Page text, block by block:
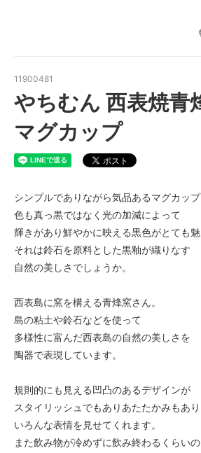
11900481
やちむん 西表焼青
マグカップ
シンプルでありながら気品あるマグカップ
色も真っ黒ではなく光の加減によって
輝きがあり鮮やかに映える黒色がとても魅
それは鈴石を原料とした黒釉が織りなす
自然の美しさでしょうか。
西表島に窯を構える青烽窯さん。
島の粘土や鈴石などを使って
多様性に富んだ西表島の自然の美しさを
陶器で表現しています。
規則的にも見える凹凸のあるデザインが
スタイリッシュでもありあたたかみもあり
いろんな表情を見せてくれます。
また飲み物が冷めずに飲み終わるくらいの